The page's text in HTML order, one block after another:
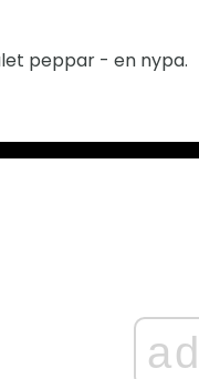
peppar - en nypa.
ad